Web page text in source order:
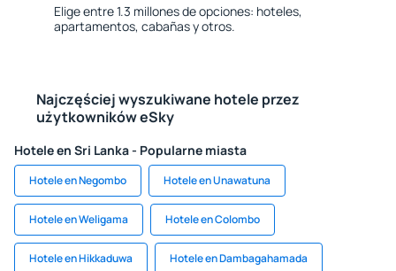
Elige entre 1.3 millones de opciones: hoteles,
apartamentos, cabañas y otros.
Najczęściej wyszukiwane hotele przez
użytkowników eSky
Hotele en Sri Lanka - Popularne miasta
Hotele en Negombo Hotele en Unawatuna
Hotele en Weligama Hotele en Colombo
Hotele en Hikkaduwa Hotele en Dambagahamada